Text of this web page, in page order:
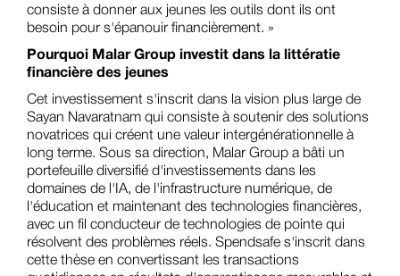
consiste à donner aux jeunes les outils dont ils ont
besoin pour s'épanouir financièrement. »
Pourquoi Malar Group investit dans la littératie
financière des jeunes
Cet investissement s'inscrit dans la vision plus large de
Sayan Navaratnam qui consiste à soutenir des solutions
novatrices qui créent une valeur intergénérationnelle à
long terme. Sous sa direction, Malar Group a bâti un
portefeuille diversifié d'investissements dans les
domaines de l'IA, de l'infrastructure numérique, de
l'éducation et maintenant des technologies financières,
avec un fil conducteur de technologies de pointe qui
résolvent des problèmes réels. Spendsafe s'inscrit dans
cette thèse en convertissant les transactions